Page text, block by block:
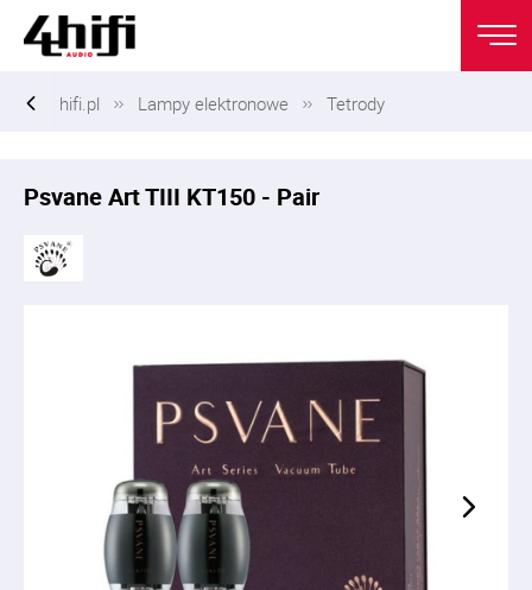
hifi.pl Lampy elektronowe Tetrody
Psvane Art TIII KT150 - Pair